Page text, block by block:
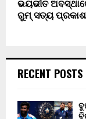
ଭୟଭୀତ
ରୁମ୍ ସତ୍ୟ ପ୍ରକାଶ
RECENT POSTS